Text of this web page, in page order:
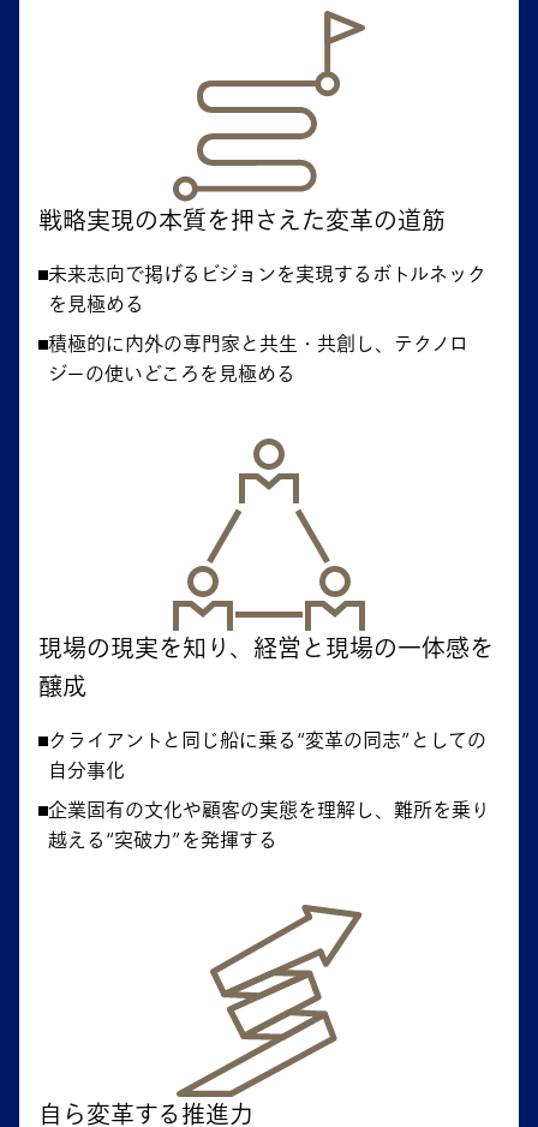
戦略実現の本質を押さえた変革の道筋
未来志向で掲げるビジョンを実現するボトルネック
を見極める
積極的に内外の専門家と共生・共創し、テクノロ
ジーの使いどころを見極める
現場の現実を知り、経営と現場の一体感を
醸成
クライアントと同じ船に乗る“変革の同志”としての
自分事化
企業固有の文化や顧客の実態を理解し、難所を乗り
越える“突破力”を発揮する
自ら変革する推進力